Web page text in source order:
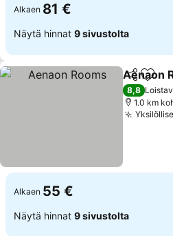
Alkaen 81 €
Näytä hinnat 9 sivustolta
Jaa
Aenaon
8,8
1.0 km
Alkaen 55 €
Näytä hinnat 9 sivustolta